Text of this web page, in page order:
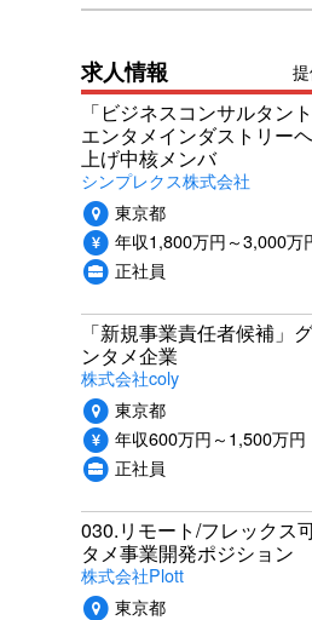
提
求人情報
「ビジネスコンサルタン
エンタメインダストリー
上げ中核メンバ
シンプレクス株式会社
東京都
年収1,800万円～3,000万
正社員
「新規事業責任者候補」
ンタメ企業
株式会社coly
東京都
年収600万円～1,500万円
正社員
030.リモート/フレックス
タメ事業開発ポジション
株式会社Plott
東京都